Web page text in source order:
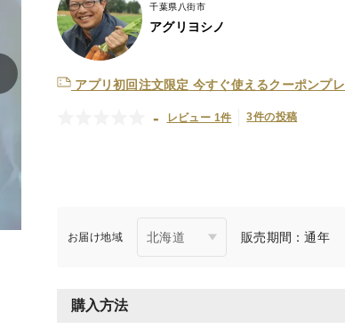
千葉県八街市
アグリヨシノ
アプリ初回注文限定 今すぐ使えるクーポンプ
- レビュー 1件 3件の投稿
お届け地域 販売期間：通年
購入方法